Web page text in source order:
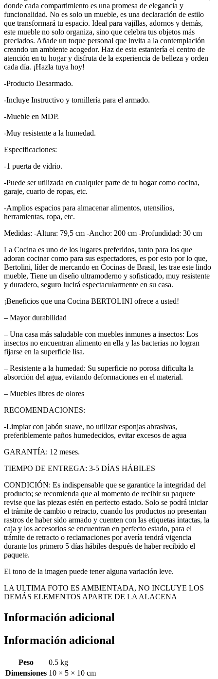
donde cada compartimiento es una promesa de elegancia y
funcionalidad. No es solo un mueble, es una declaración de estilo
que transformará tu espacio. Ideal para vajillas, adornos y demás,
este mueble no solo organiza, sino que celebra tus objetos más
preciados. Añade un toque personal que invita a la contemplación
creando un ambiente acogedor. Haz de esta estantería el centro de
atención en tu hogar y disfruta de la experiencia de belleza y orden
cada día. ¡Hazla tuya hoy!
-Producto Desarmado.
-Incluye Instructivo y tornillería para el armado.
-Mueble en MDP.
-Muy resistente a la humedad.
Especificaciones:
-1 puerta de vidrio.
-Puede ser utilizada en cualquier parte de tu hogar como cocina,
garaje, cuarto de ropas, etc.
-Amplios espacios para almacenar alimentos, utensilios,
herramientas, ropa, etc.
Medidas: -Altura: 79,5 cm -Ancho: 200 cm -Profundidad: 30 cm
La Cocina es uno de los lugares preferidos, tanto para los que
adoran cocinar como para sus espectadores, es por esto por lo que,
Bertolini, líder de mercando en Cocinas de Brasil, les trae este lindo
mueble, Tiene un diseño ultramoderno y sofisticado, muy resistente
y duradero, seguro lucirá espectacularmente en su casa.
¡Beneficios que una Cocina BERTOLINI ofrece a usted!
– Mayor durabilidad
– Una casa más saludable con muebles inmunes a insectos: Los
insectos no encuentran alimento en ella y las bacterias no logran
fijarse en la superficie lisa.
– Resistente a la humedad: Su superficie no porosa dificulta la
absorción del agua, evitando deformaciones en el material.
– Muebles libres de olores
RECOMENDACIONES:
-Limpiar con jabón suave, no utilizar esponjas abrasivas,
preferiblemente paños humedecidos, evitar excesos de agua
GARANTÍA: 12 meses.
TIEMPO DE ENTREGA: 3-5 DÍAS HÁBILES
CONDICIÓN: Es indispensable que se garantice la integridad del
producto; se recomienda que al momento de recibir su paquete
revise que las piezas estén en perfecto estado. Solo se podrá iniciar
el trámite de cambio o retracto, cuando los productos no presentan
rastros de haber sido armado y cuenten con las etiquetas intactas, la
caja y los accesorios se encuentran en perfecto estado, para el
trámite de retracto o reclamaciones por avería tendrá vigencia
durante los primero 5 días hábiles después de haber recibido el
paquete.
El tono de la imagen puede tener alguna variación leve.
LA ULTIMA FOTO ES AMBIENTADA, NO INCLUYE LOS
DEMÁS ELEMENTOS APARTE DE LA ALACENA
Información adicional
Información adicional
Peso
0.5 kg
Dimensiones 10 × 5 × 10 cm